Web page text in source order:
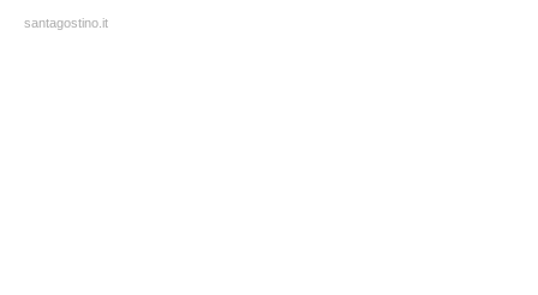
santagostino.it